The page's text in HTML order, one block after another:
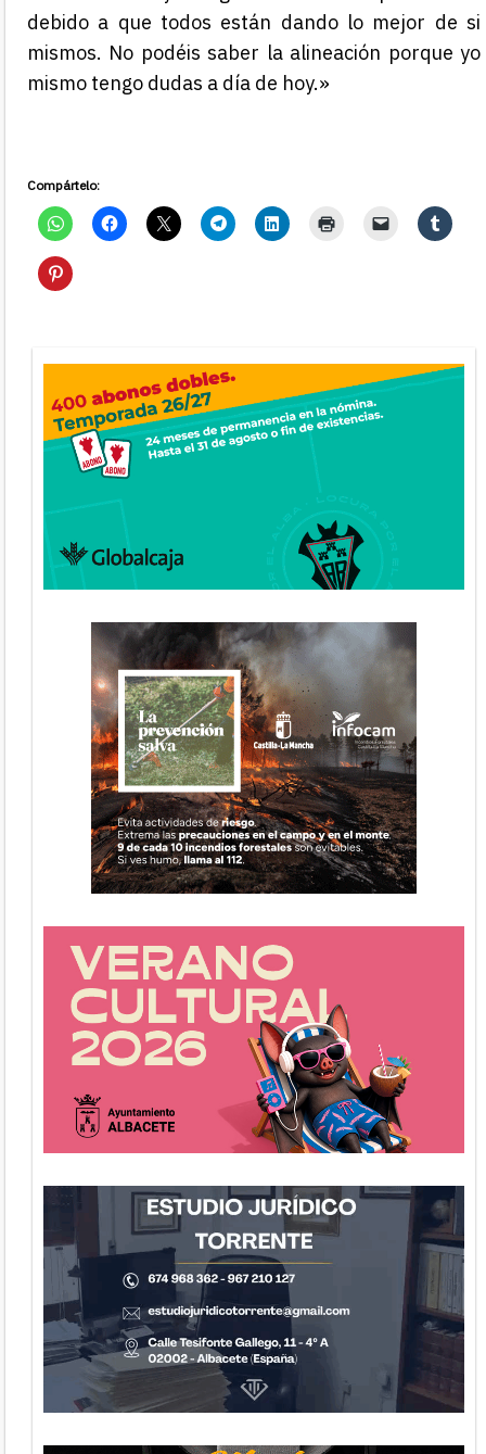
debido a que todos están dando lo mejor de si
mismos. No podéis saber la alineación porque yo
mismo tengo dudas a día de hoy.»
Compártelo: